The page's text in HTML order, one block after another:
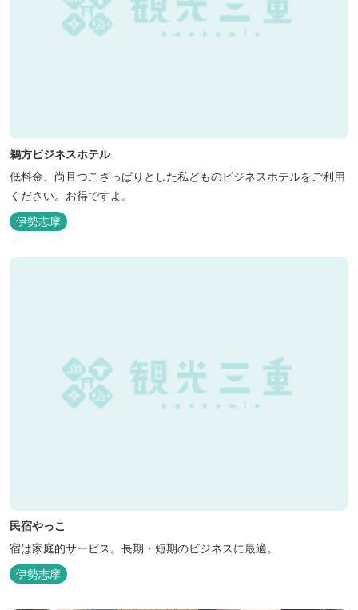
鵜方ビジネスホテル
低料金、尚且つこざっぱりとした私どものビジネスホテルをご利用
ください。お得ですよ。
伊勢志摩
民宿やっこ
宿は家庭的サービス。長期・短期のビジネスに最適。
伊勢志摩